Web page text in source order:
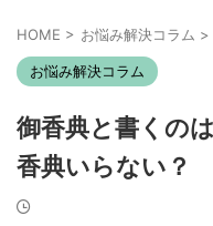
HOME > お悩み解決コラム >
お悩み解決コラム
御香典と書くの
香典いらない？